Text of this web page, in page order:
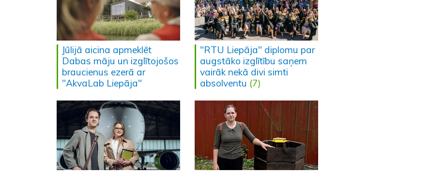
Jūlijā aicina apmeklēt
Dabas māju un izglītojošos
braucienus ezerā ar
"AkvaLab Liepāja"
"RTU Liepāja" diplomu par
augstāko izglītību saņem
vairāk nekā divi simti
absolventu (7)